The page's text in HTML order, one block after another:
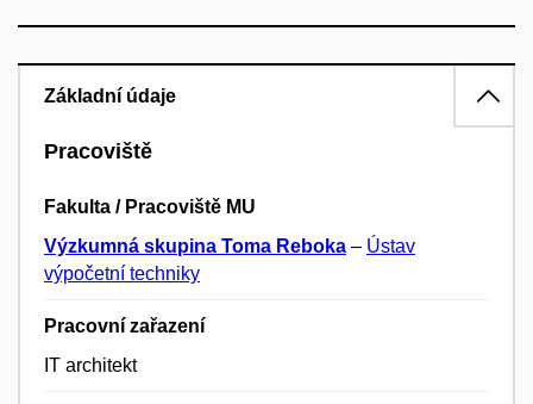
Základní údaje
Pracoviště
Fakulta / Pracoviště MU
Výzkumná skupina Toma Reboka – Ústav
výpočetní techniky
Pracovní zařazení
IT architekt